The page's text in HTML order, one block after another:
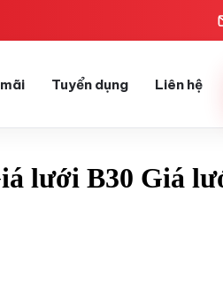
Tuyển dụng Liên hệ
lưới B30 Giá